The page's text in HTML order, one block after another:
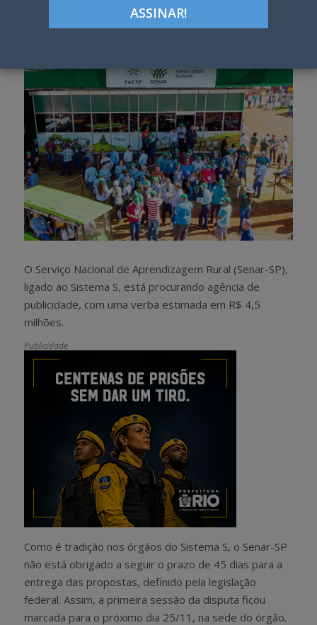
Google+
O Serviço Nacional de Aprendizagem Rural (Senar-SP),
ligado ao Sistema S, está procurando agência de
publicidade, com uma verba estimada em R$ 4,5
milhões.
Publicidade
Como é tradição nos órgãos do Sistema S, o Senar-SP
não está obrigado a seguir o prazo de 45 dias para a
entrega das propostas, definido pela legislação
federal. Assim, a primeira sessão da disputa ficou
marcada para o próximo dia 25/11, na sede do órgão.